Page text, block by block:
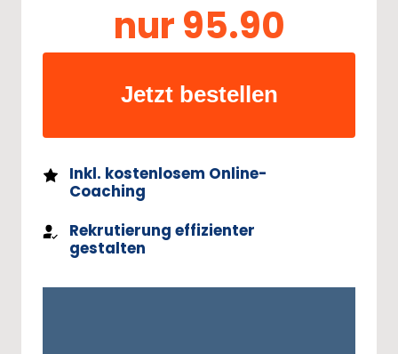
nur 95.90
Jetzt bestellen
Inkl. kostenlosem Online-
Coaching
Rekrutierung effizienter
gestalten